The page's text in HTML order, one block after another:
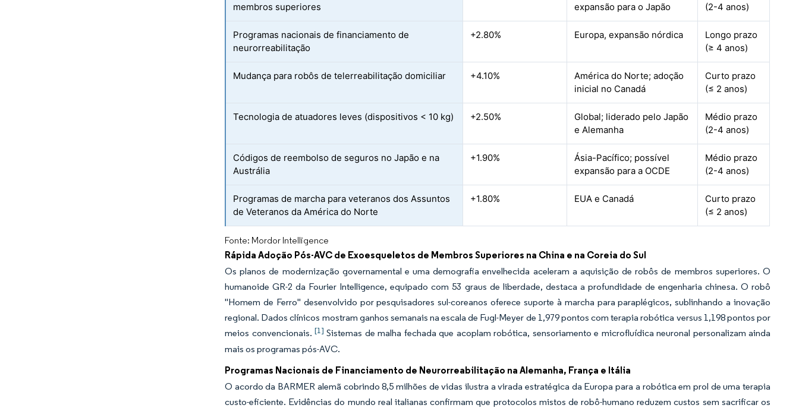
membros superiores
expansão para o Japão
(2-4 anos)
Programas nacionais de financiamento de
neurorreabilitação
+2.80% Europa, expansão nórdica
Longo prazo
(≥ 4 anos)
Mudança para robôs de telerreabilitação domiciliar +4.10%
América do Norte; adoção
inicial no Canadá
Curto prazo
(≤ 2 anos)
Tecnologia de atuadores leves (dispositivos < 10 kg) +2.50%
Global; liderado pelo Japão
e Alemanha
Médio prazo
(2-4 anos)
Códigos de reembolso de seguros no Japão e na
Austrália
+1.90%
Ásia-Pacífico; possível
expansão para a OCDE
Médio prazo
(2-4 anos)
Programas de marcha para veteranos dos Assuntos
de Veteranos da América do Norte
+1.80% EUA e Canadá
Curto prazo
(≤ 2 anos)
Fonte: Mordor Intelligence
Rápida Adoção Pós-AVC de Exoesqueletos de Membros Superiores na China e na Coreia do Sul
Os planos de modernização governamental e uma demografia envelhecida aceleram a aquisição de robôs de membros superiores. O
humanoide GR-2 da Fourier Intelligence, equipado com 53 graus de liberdade, destaca a profundidade de engenharia chinesa. O robô
"Homem de Ferro" desenvolvido por pesquisadores sul-coreanos oferece suporte à marcha para paraplégicos, sublinhando a inovação
regional. Dados clínicos mostram ganhos semanais na escala de Fugl-Meyer de 1,979 pontos com terapia robótica versus 1,198 pontos por
meios convencionais.[1] Sistemas de malha fechada que acoplam robótica, sensoriamento e microfluídica neuronal personalizam ainda
mais os programas pós-AVC.
Programas Nacionais de Financiamento de Neurorreabilitação na Alemanha, França e Itália
O acordo da BARMER alemã cobrindo 8,5 milhões de vidas ilustra a virada estratégica da Europa para a robótica em prol de uma terapia
custo-eficiente. Evidências do mundo real italianas confirmam que protocolos mistos de robô-humano reduzem custos sem sacrificar os